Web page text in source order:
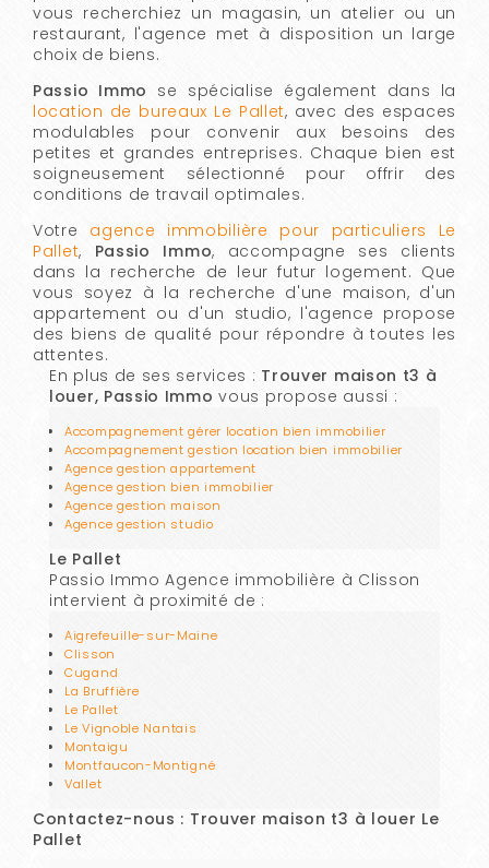
vous recherchiez un magasin, un atelier ou un
restaurant, l'agence met à disposition un large
choix de biens.
Passio Immo se spécialise également dans la
location de bureaux Le Pallet, avec des espaces
modulables pour convenir aux besoins des
petites et grandes entreprises. Chaque bien est
soigneusement sélectionné pour offrir des
conditions de travail optimales.
Votre agence immobilière pour particuliers Le
Pallet, Passio Immo, accompagne ses clients
dans la recherche de leur futur logement. Que
vous soyez à la recherche d'une maison, d'un
appartement ou d'un studio, l'agence propose
des biens de qualité pour répondre à toutes les
attentes.
En plus de ses services : Trouver maison t3 à
louer, Passio Immo vous propose aussi :
Accompagnement gérer location bien immobilier
Accompagnement gestion location bien immobilier
Agence gestion appartement
Agence gestion bien immobilier
Agence gestion maison
Agence gestion studio
Le Pallet
Passio Immo Agence immobilière à Clisson
intervient à proximité de :
Aigrefeuille-sur-Maine
Clisson
Cugand
La Bruffière
Le Pallet
Le Vignoble Nantais
Montaigu
Montfaucon-Montigné
Vallet
Contactez-nous : Trouver maison t3 à louer Le
Pallet